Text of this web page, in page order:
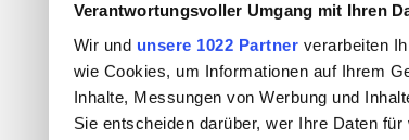
Verantwortungsvoller Umgang mit Ihren
Wir und unsere 1022 Partner verarbeiten
wie Cookies, um Informationen auf Ihrem
Inhalte, Messungen von Werbung und
Sie entscheiden darüber, wer Ihre Daten